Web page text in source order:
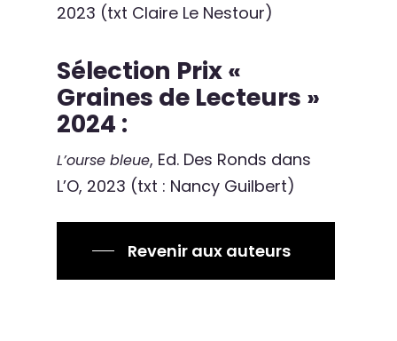
2023 (txt Claire Le Nestour)
Sélection Prix «
Graines de Lecteurs »
2024 :
L’ourse bleue, Ed. Des Ronds dans
L’O, 2023 (txt : Nancy Guilbert)
Revenir aux auteurs